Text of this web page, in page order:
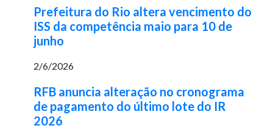
Prefeitura do Rio altera vencimento do
ISS da competência maio para 10 de
junho
2/6/2026
RFB anuncia alteração no cronograma
de pagamento do último lote do IR
2026